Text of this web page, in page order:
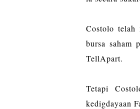
Costolo telah
bursa saham
TellApart.
Tetapi
kedigdayaan